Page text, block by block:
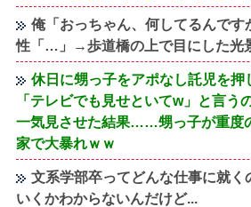
俺「おっちゃん、何してるんで
性「…」→歩道橋の上で目にした光
休日に甥っ子をアポなし託児を押
「テレビでも見せといてw」と言う
一気見させた結果……甥っ子が重度
家で大暴れｗｗ
文系学部卒ってどんな仕事に就く
いくかわからないんだけど...